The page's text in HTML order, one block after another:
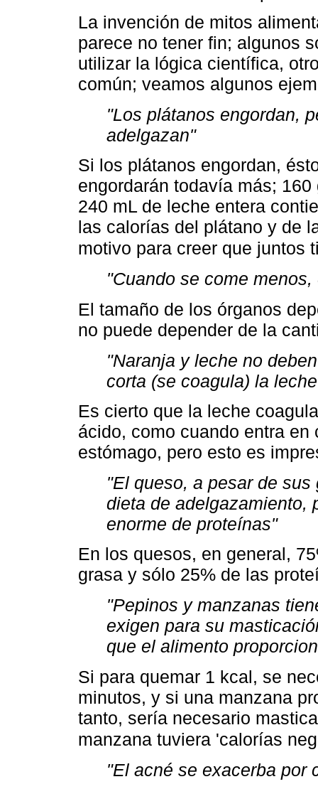
La invención de mitos
parece no tener fin; algunos
utilizar la lógica científica,
común; veamos algunos
"Los plátanos engordan,
adelgazan"
Si los plátanos engordan,
engordarán todavía más;
240 mL de leche entera
las calorías del plátano y de
motivo para creer que juntos
"Cuando se come
El tamaño de los órganos
no puede depender de la
"Naranja y leche no
corta (se coagula) la
Es cierto que la leche
ácido, como cuando entra
estómago, pero esto es
"El queso, a pesar de
dieta de adelgazamiento,
enorme de proteínas"
En los quesos, en general,
grasa y sólo 25% de las
"Pepinos y manzanas
exigen para su
que el alimento
Si para quemar 1 kcal, se
minutos, y si una manzana
tanto, sería necesario
manzana tuviera 'calorías
"El acné se exacerba por